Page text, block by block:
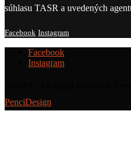
súhlasu TASR a uvedených
Facebook Instagram
Facebook
Instagram
PenciDesign